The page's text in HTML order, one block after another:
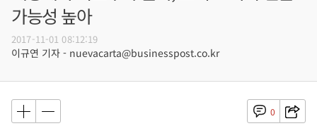
가능성 높아
2017-11-01 08:12:19
이규연 기자 - nuevacarta@businesspost.co.kr
0